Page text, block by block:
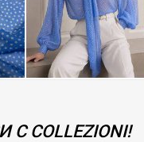
COLLEZIONI!